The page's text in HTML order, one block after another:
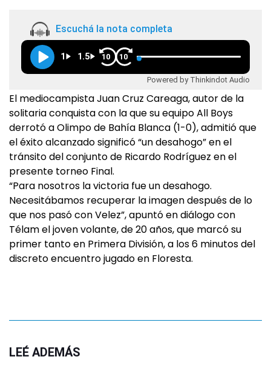
Escuchá la nota completa
1 1.5 10 10
Powered by Thinkindot Audio
El mediocampista Juan Cruz Careaga, autor de la
solitaria conquista con la que su equipo All Boys
derrotó a Olimpo de Bahía Blanca (1-0), admitió que
el éxito alcanzado significó “un desahogo” en el
tránsito del conjunto de Ricardo Rodríguez en el
presente torneo Final.
“Para nosotros la victoria fue un desahogo.
Necesitábamos recuperar la imagen después de lo
que nos pasó con Velez”, apuntó en diálogo con
Télam el joven volante, de 20 años, que marcó su
primer tanto en Primera División, a los 6 minutos del
discreto encuentro jugado en Floresta.
LEÉ ADEMÁS